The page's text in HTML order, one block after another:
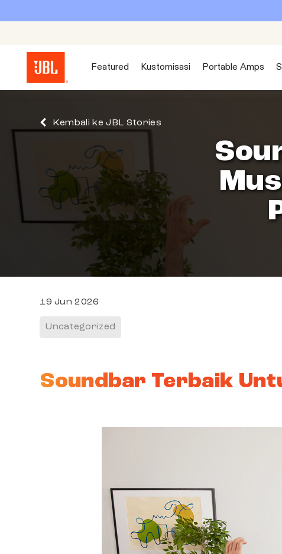
Featured Kustomisasi Portable Amps
Kembali ke JBL Stories
19 Jun 2026
Uncategorized
Soundbar Terbaik